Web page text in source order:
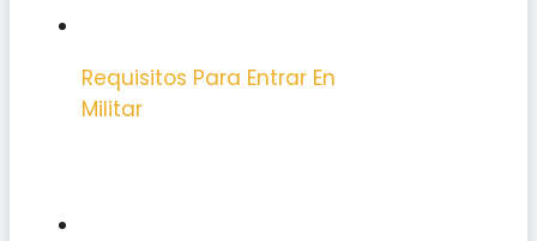
Requisitos Para Entrar En
Militar